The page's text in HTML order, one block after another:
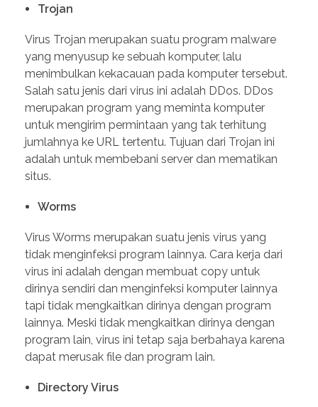
Trojan
Virus Trojan merupakan suatu program malware
yang menyusup ke sebuah komputer, lalu
menimbulkan kekacauan pada komputer tersebut.
Salah satu jenis dari virus ini adalah DDos. DDos
merupakan program yang meminta komputer
untuk mengirim permintaan yang tak terhitung
jumlahnya ke URL tertentu. Tujuan dari Trojan ini
adalah untuk membebani server dan mematikan
situs.
Worms
Virus Worms merupakan suatu jenis virus yang
tidak menginfeksi program lainnya. Cara kerja dari
virus ini adalah dengan membuat copy untuk
dirinya sendiri dan menginfeksi komputer lainnya
tapi tidak mengkaitkan dirinya dengan program
lainnya. Meski tidak mengkaitkan dirinya dengan
program lain, virus ini tetap saja berbahaya karena
dapat merusak file dan program lain.
Directory Virus